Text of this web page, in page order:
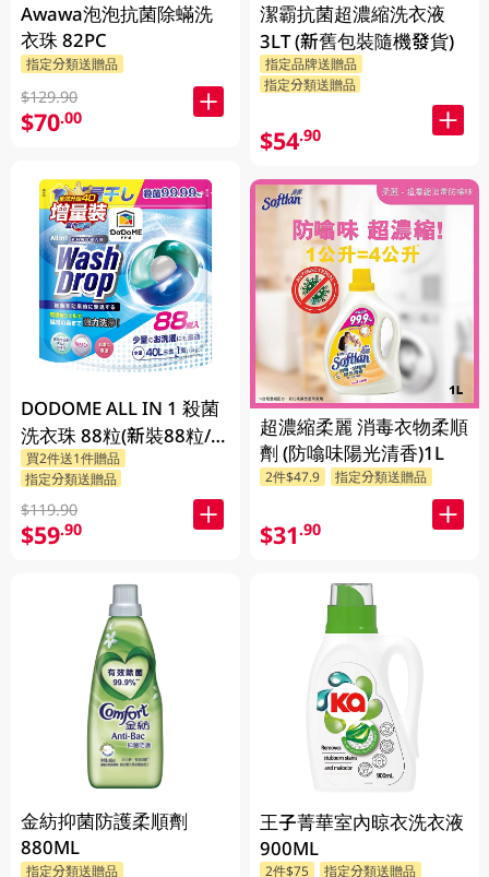
Awawa泡泡抗菌除蟎洗
衣珠 82PC
指定分類送贈品
$129.90
$70.00
DODOME ALL IN 1 殺菌
洗衣珠 88粒(新裝88粒/舊
裝72粒隨機發貨)
買2件送1件贈品
指定分類送贈品
$119.90
$59.90
金紡抑菌防護柔順劑
880ML
指定分類送贈品
潔霸抗菌超濃縮洗衣液
3LT (新舊包裝隨機發貨)
指定品牌送贈品
指定分類送贈品
$54.90
超濃縮柔麗 消毒衣物柔順
劑 (防噏味陽光清香)1L
2件$47.9 指定分類送贈品
$31.90
王子菁華室內晾衣洗衣液
900ML
2件$75 指定分類送贈品